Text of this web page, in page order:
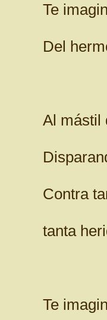
Te
Del
Al mástil
Contra
tanta
Te